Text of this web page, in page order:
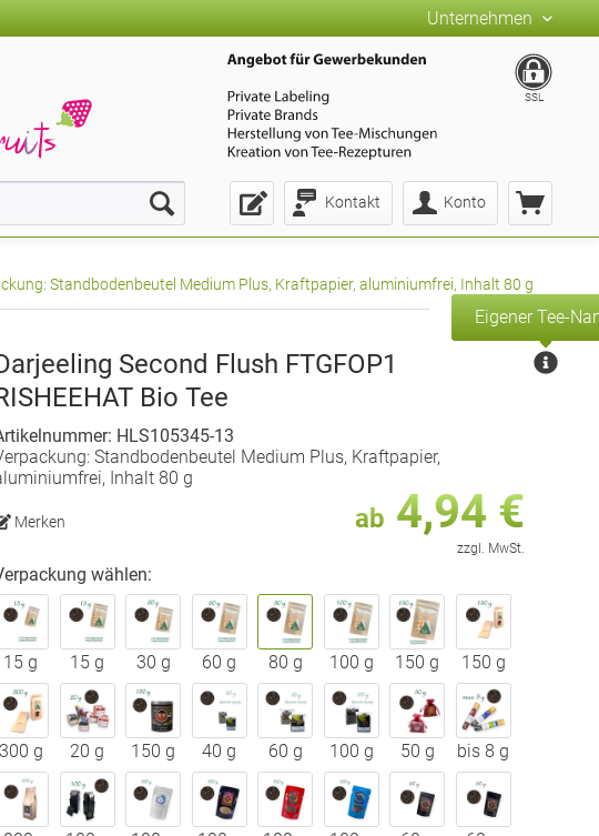
Unternehmen
Kontakt Konto
SSL
Standbodenbeutel Medium Plus, Kraftpapier, aluminiumfrei, Inhalt 80 g
Second Flush FTGFOP1
Bio Tee
Eigener Tee-
HLS105345-13
Standbodenbeutel Medium Plus, Kraftpapier,
Inhalt 80 g
ab 4,94 €
zzgl. MwSt.
Merken
wählen:
15 g 15 g 30 g 60 g 80 g 100 g 150 g 150 g
300 g 20 g 150 g 40 g 60 g 100 g 50 g bis 8 g